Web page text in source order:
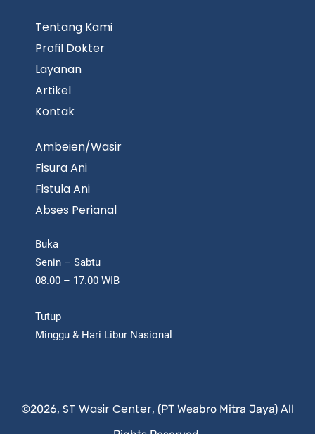
Tentang Kami
Profil Dokter
Layanan
Artikel
Kontak
Ambeien/Wasir
Fisura Ani
Fistula Ani
Abses Perianal
Buka
Senin – Sabtu
08.00 – 17.00 WIB
Tutup
Minggu & Hari Libur Nasional
©2026, ST Wasir Center, (PT Weabro Mitra Jaya) All